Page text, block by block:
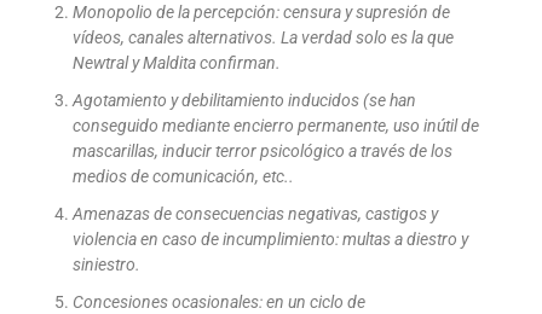
Monopolio de la percepción: censura y supresión de
vídeos, canales alternativos. La verdad solo es la que
Newtral y Maldita confirman.
Agotamiento y debilitamiento inducidos (se han
conseguido mediante encierro permanente, uso inútil de
mascarillas, inducir terror psicológico a través de los
medios de comunicación, etc..
Amenazas de consecuencias negativas, castigos y
violencia en caso de incumplimiento: multas a diestro y
siniestro.
Concesiones ocasionales: en un ciclo de